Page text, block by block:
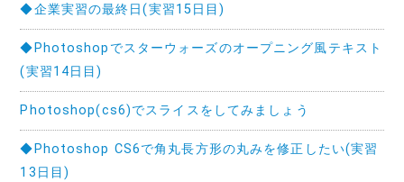
◆企業実習の最終日(実習15日目)
◆Photoshopでスターウォーズのオープニング風テキスト
(実習14日目)
Photoshop(cs6)でスライスをしてみましょう
◆Photoshop CS6で角丸長方形の丸みを修正したい(実習
13日目)